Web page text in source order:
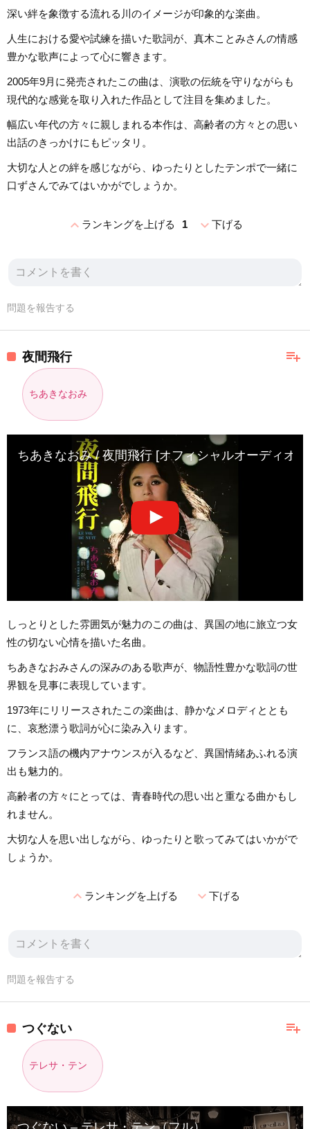
深い絆を象徴する流れる川のイメージが印象的な楽曲。
人生における愛や試練を描いた歌詞が、真木ことみさんの情感
豊かな歌声によって心に響きます。
2005年9月に発売されたこの曲は、演歌の伝統を守りながらも
現代的な感覚を取り入れた作品として注目を集めました。
幅広い年代の方々に親しまれる本作は、高齢者の方々との思い
出話のきっかけにもピッタリ。
大切な人との絆を感じながら、ゆったりとしたテンポで一緒に
口ずさんでみてはいかがでしょうか。
expand_lessランキングを上げる 1 expand_more下げる
問題を報告する
playlist_add
夜間飛行
ちあきなおみ
ちあきなおみ / 夜間飛行 [オフィシャルオーディオ]
しっとりとした雰囲気が魅力のこの曲は、異国の地に旅立つ女
性の切ない心情を描いた名曲。
ちあきなおみさんの深みのある歌声が、物語性豊かな歌詞の世
界観を見事に表現しています。
1973年にリリースされたこの楽曲は、静かなメロディととも
に、哀愁漂う歌詞が心に染み入ります。
フランス語の機内アナウンスが入るなど、異国情緒あふれる演
出も魅力的。
高齢者の方々にとっては、青春時代の思い出と重なる曲かもし
れません。
大切な人を思い出しながら、ゆったりと歌ってみてはいかがで
しょうか。
expand_lessランキングを上げる expand_more下げる
問題を報告する
playlist_add
つぐない
テレサ・テン